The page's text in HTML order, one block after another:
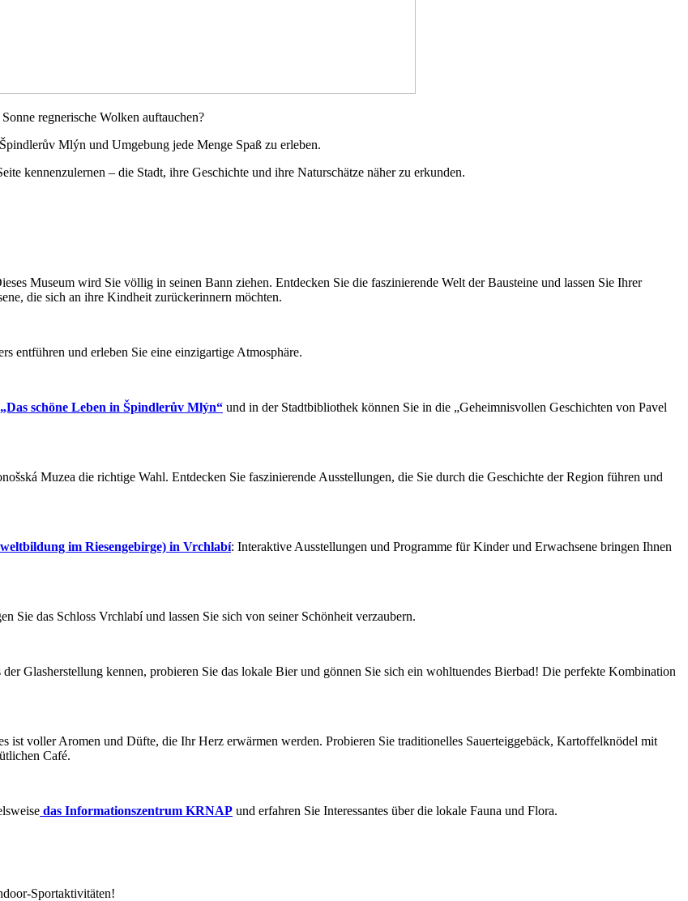
regnerische Wolken auftauchen?
Mlýn und Umgebung jede Menge Spaß zu erleben.
kennenzulernen – die Stadt, ihre Geschichte und ihre Naturschätze näher zu erkunden.
Museum wird Sie völlig in seinen Bann ziehen. Entdecken Sie die faszinierende Welt der Bausteine und lassen Sie Ihrer
die sich an ihre Kindheit zurückerinnern möchten.
entführen und erleben Sie eine einzigartige Atmosphäre.
„Das schöne Leben in Špindlerův Mlýn“ und in der Stadtbibliothek können Sie in die „Geheimnisvollen Geschichten von Pavel
Muzea die richtige Wahl. Entdecken Sie faszinierende Ausstellungen, die Sie durch die Geschichte der Region führen und
im Riesengebirge) in Vrchlabí: Interaktive Ausstellungen und Programme für Kinder und Erwachsene bringen Ihnen
Sie das Schloss Vrchlabí und lassen Sie sich von seiner Schönheit verzaubern.
der Glasherstellung kennen, probieren Sie das lokale Bier und gönnen Sie sich ein wohltuendes Bierbad! Die perfekte Kombination
ist voller Aromen und Düfte, die Ihr Herz erwärmen werden. Probieren Sie traditionelles Sauerteiggebäck, Kartoffelknödel mit
Café.
das Informationszentrum KRNAP und erfahren Sie Interessantes über die lokale Fauna und Flora.
Sportaktivitäten!